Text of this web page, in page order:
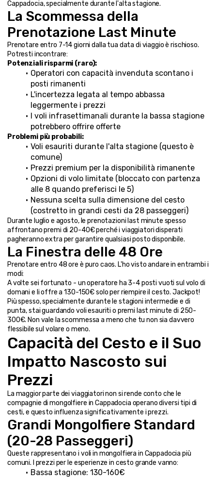
Cappadocia, specialmente durante l'alta stagione.
La Scommessa della
Prenotazione Last Minute
Prenotare entro 7-14 giorni dalla tua data di viaggio è rischioso.
Potresti incontrare:
Potenziali risparmi (raro):
Operatori con capacità invenduta scontano i
posti rimanenti
L'incertezza legata al tempo abbassa
leggermente i prezzi
I voli infrasettimanali durante la bassa stagione
potrebbero offrire offerte
Problemi più probabili:
Voli esauriti durante l'alta stagione (questo è
comune)
Prezzi premium per la disponibilità rimanente
Opzioni di volo limitate (bloccato con partenza
alle 8 quando preferisci le 5)
Nessuna scelta sulla dimensione del cesto
(costretto in grandi cesti da 28 passeggeri)
Durante luglio e agosto, le prenotazioni last minute spesso
affrontano premi di 20-40€ perché i viaggiatori disperati
pagheranno extra per garantire qualsiasi posto disponibile.
La Finestra delle 48 Ore
Prenotare entro 48 ore è puro caos. L'ho visto andare in entrambi i
modi:
A volte sei fortunato - un operatore ha 3-4 posti vuoti sul volo di
domani e li offre a 130-150€ solo per riempire il cesto. Jackpot!
Più spesso, specialmente durante le stagioni intermedie e di
punta, stai guardando voli esauriti o premi last minute di 250-
300€. Non vale la scommessa a meno che tu non sia davvero
flessibile sul volare o meno.
Capacità del Cesto e il Suo
Impatto Nascosto sui
Prezzi
La maggior parte dei viaggiatori non si rende conto che le
compagnie di mongolfiere in Cappadocia operano diversi tipi di
cesti, e questo influenza significativamente i prezzi.
Grandi Mongolfiere Standard
(20-28 Passeggeri)
Queste rappresentano i voli in mongolfiera in Cappadocia più
comuni. I prezzi per le esperienze in cesto grande vanno:
Bassa stagione: 130-160€